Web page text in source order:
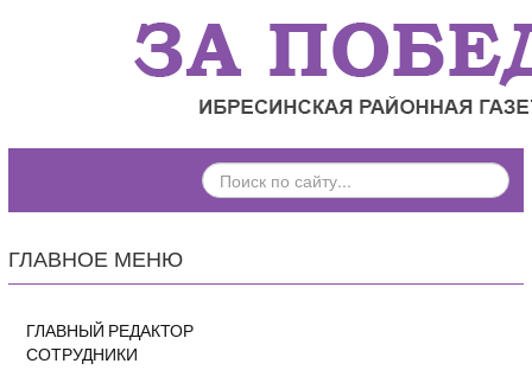
ПОИСК
ПО
ГЛАВНОЕ МЕНЮ
ГЛАВНЫЙ РЕДАКТОР
СОТРУДНИКИ